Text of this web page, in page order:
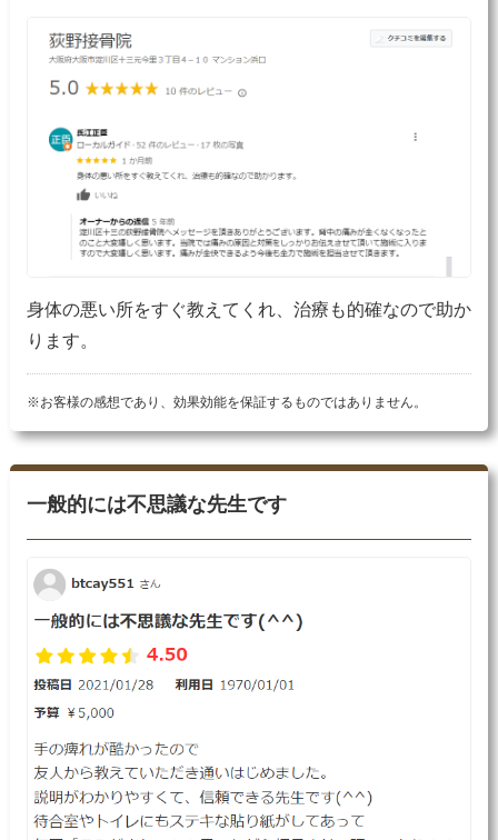
身体の悪い所をすぐ教えてくれ、治療も的確なので助か
ります。
※お客様の感想であり、効果効能を保証するものではありません。
一般的には不思議な先生です